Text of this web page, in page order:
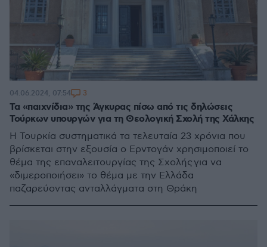
Τα «παιχνίδια» της Άγκυρας πίσω από τις δηλώσεις
Τούρκων υπουργών για τη Θεολογική Σχολή της Χάλκης
Η Τουρκία συστηματικά τα τελευταία 23 χρόνια που
βρίσκεται στην εξουσία ο Ερντογάν χρησιμοποιεί το
θέμα της επαναλειτουργίας της Σχολής για να
«διμεροποιήσει» το θέμα με την Ελλάδα
παζαρεύοντας ανταλλάγματα στη Θράκη
04.06.2024, 07:54 3